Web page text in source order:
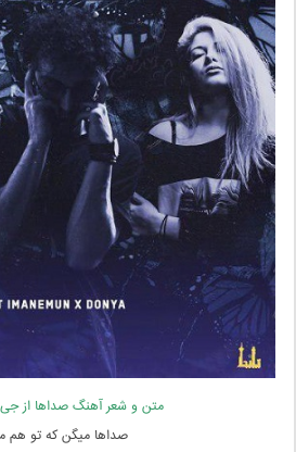
متن و شعر آهنگ صداها از جی
صداها میگن که تو هم